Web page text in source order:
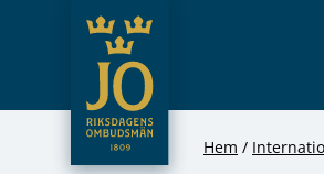
Hoppa till innehåll
JO – Riksdagens
Hem